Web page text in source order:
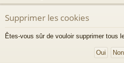
m
s
Supprimer les cookies
Êtes-vous sûr de vouloir supprimer tous